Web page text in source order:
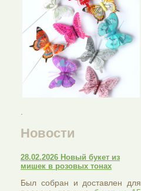
Новости
28.02.2026 Новый букет из
мишек в розовых тонах
Был собран и доставлен для